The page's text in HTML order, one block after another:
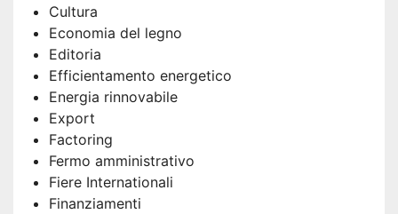
Cultura
Economia del legno
Editoria
Efficientamento energetico
Energia rinnovabile
Export
Factoring
Fermo amministrativo
Fiere Internationali
Finanziamenti